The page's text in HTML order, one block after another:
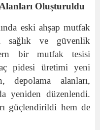
Oluşturuldu
eski ahşap mutfak
sağlık ve güvenlik
bir mutfak tesisi
pidesi üretimi yeni
depolama alanları,
yeniden düzenlendi.
güçlendirildi hem de